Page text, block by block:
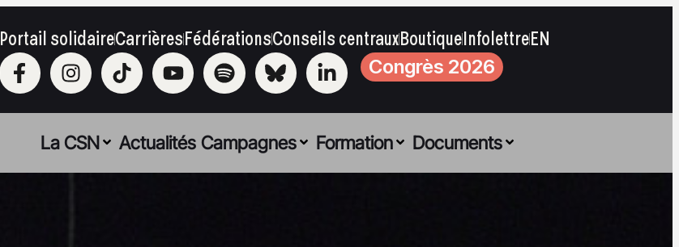
Portail solidaireCarrièresFédérationsConseils centrauxBoutiqueInfolettreEN
Congrès 2026
La CSN Actualités Campagnes Formation Documents